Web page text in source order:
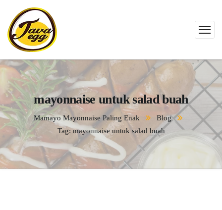
mayonnaise untuk salad buah
Mamayo Mayonnaise Paling Enak
Blog
Tag: mayonnaise untuk salad buah